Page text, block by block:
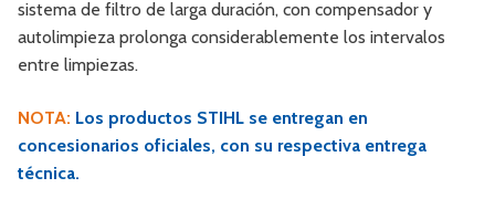
sistema de filtro de larga duración, con compensador y
autolimpieza prolonga considerablemente los intervalos
entre limpiezas.
NOTA: Los productos STIHL se entregan en
concesionarios oficiales, con su respectiva entrega
técnica.